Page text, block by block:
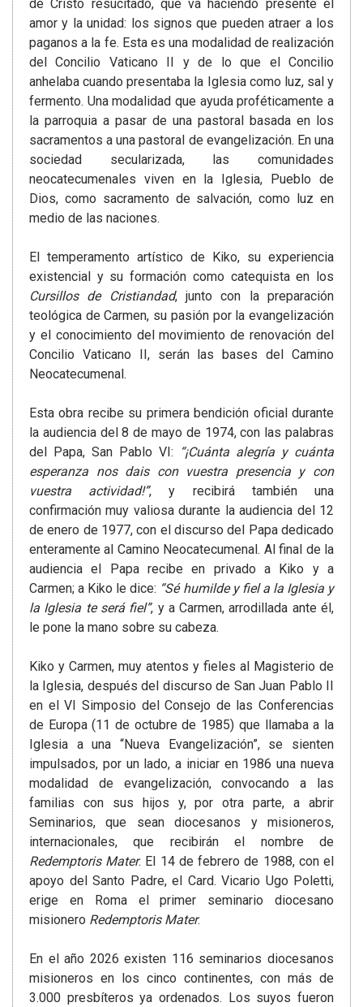
de Cristo resucitado, que va haciendo presente el
amor y la unidad: los signos que pueden atraer a los
paganos a la fe. Esta es una modalidad de realización
del Concilio Vaticano II y de lo que el Concilio
anhelaba cuando presentaba la Iglesia como luz, sal y
fermento. Una modalidad que ayuda proféticamente a
la parroquia a pasar de una pastoral basada en los
sacramentos a una pastoral de evangelización. En una
sociedad secularizada, las comunidades
neocatecumenales viven en la Iglesia, Pueblo de
Dios, como sacramento de salvación, como luz en
medio de las naciones.
El temperamento artístico de Kiko, su experiencia
existencial y su formación como catequista en los
Cursillos de Cristiandad, junto con la preparación
teológica de Carmen, su pasión por la evangelización
y el conocimiento del movimiento de renovación del
Concilio Vaticano II, serán las bases del Camino
Neocatecumenal.
Esta obra recibe su primera bendición oficial durante
la audiencia del 8 de mayo de 1974, con las palabras
del Papa, San Pablo VI:
“¡Cuánta alegría y cuánta
esperanza nos dais con vuestra presencia y con
vuestra actividad!”, y recibirá también una
confirmación muy valiosa durante la audiencia del 12
de enero de 1977, con el discurso del Papa dedicado
enteramente al Camino Neocatecumenal. Al final de la
audiencia el Papa recibe en privado a Kiko y a
Carmen; a Kiko le dice: “Sé humilde y fiel a la Iglesia y
la Iglesia te será fiel”, y a Carmen, arrodillada ante él,
le pone la mano sobre su cabeza.
Kiko y Carmen, muy atentos y fieles al Magisterio de
la Iglesia, después del discurso de San Juan Pablo II
en el VI Simposio del Consejo de las Conferencias
de Europa (11 de octubre de 1985) que llamaba a la
Iglesia a una “Nueva Evangelización”, se sienten
impulsados, por un lado, a iniciar en 1986 una nueva
modalidad de evangelización, convocando a las
familias con sus hijos y, por otra parte, a abrir
Seminarios, que sean diocesanos y misioneros,
internacionales, que recibirán el nombre de
Redemptoris Mater. El 14 de febrero de 1988, con el
apoyo del Santo Padre, el Card. Vicario Ugo Poletti,
erige en Roma el primer seminario diocesano
misionero Redemptoris Mater.
En el año 2026 existen 116 seminarios diocesanos
misioneros en los cinco continentes, con más de
3.000 presbíteros ya ordenados. Los suyos fueron